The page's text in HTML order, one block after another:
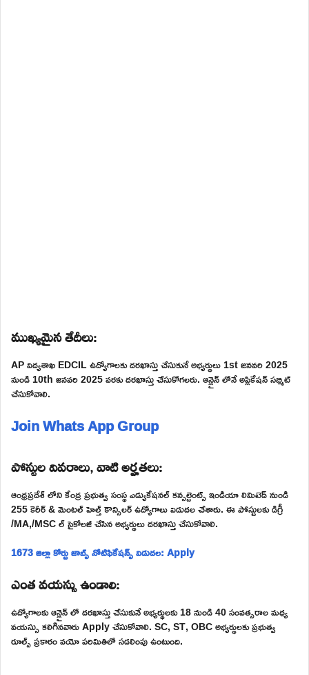
ముఖ్యమైన తేదీలు:
AP విద్యశాఖ EDCIL ఉద్యోగాలకు దరఖాస్తు చేసుకునే అభ్యర్థులు 1st జనవరి 2025
నుండి 10th జనవరి 2025 వరకు దరఖాస్తు చేసుకోగలరు. ఆన్లైన్ లోనే అప్లికేషన్ సబ్మిట్
చేసుకోవాలి.
Join Whats App Group
పోస్టుల వివరాలు, వాటి అర్హతలు:
ఆంధ్రప్రదేశ్ లోని కేంద్ర ప్రభుత్వ సంస్థ ఎడ్యుకేషనల్ కన్సల్టెంట్స్ ఇండియా లిమిటెడ్ నుండి
255 కెరీర్ & మెంటల్ హెల్త్ కౌన్సిలర్ ఉద్యోగాలు విడుదల చేశారు. ఈ పోస్టులకు డిగ్రీ
/MA,/MSC ల్ సైకోలజీ చేసిన అభ్యర్థులు దరఖాస్తు చేసుకోవాలి.
1673 జిల్లా కోర్టు జాబ్స్ నోటిఫికేషన్స్ విడుదల: Apply
ఎంత వయస్సు ఉండాలి:
ఉద్యోగాలకు ఆన్లైన్ లో దరఖాస్తు చేసుకునే అభ్యర్థులకు 18 నుండి 40 సంవత్సరాల మధ్య
వయస్సు కలిగినవారు Apply చేసుకోవాలి. SC, ST, OBC అభ్యర్థులకు ప్రభుత్వ
రూల్స్ ప్రకారం వయో పరిమితిలో సడలింపు ఉంటుంది.